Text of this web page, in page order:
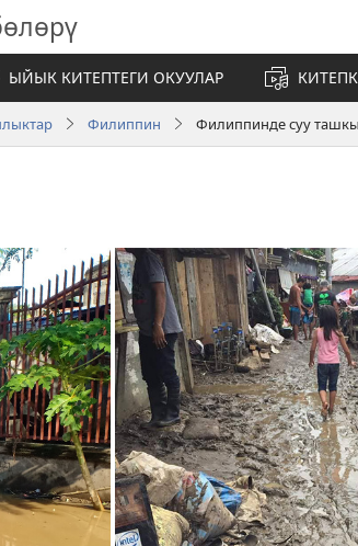
ЫЙЫК КИТЕПТЕГИ ОКУУЛАР
Филиппин Филиппинде суу